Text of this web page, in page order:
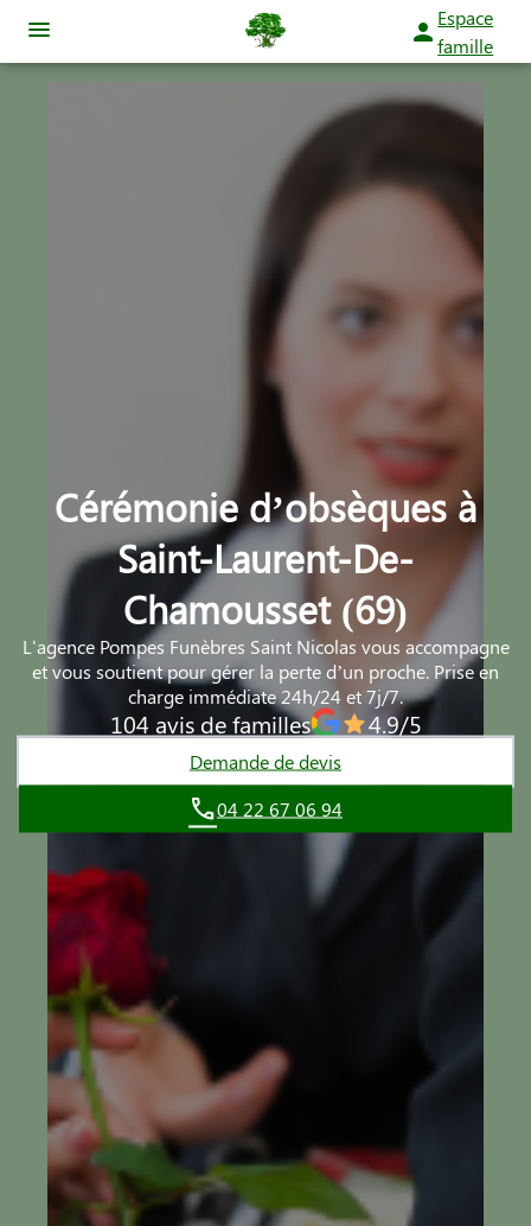
Espace
famille
Cérémonie d’obsèques à
Saint-Laurent-De-
Chamousset (69)
L'agence Pompes Funèbres Saint Nicolas vous accompagne
et vous soutient pour gérer la perte d’un proche. Prise en
charge immédiate 24h/24 et 7j/7.
104 avis de familles 4.9/5
Demande de devis
04 22 67 06 94